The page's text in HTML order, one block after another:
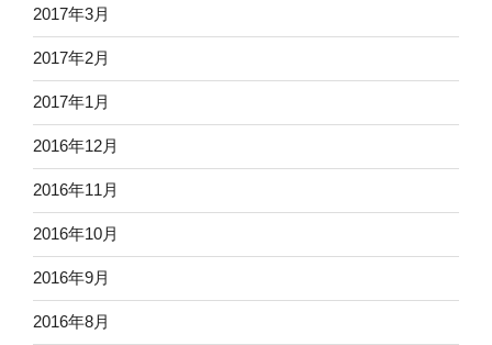
2017年3月
2017年2月
2017年1月
2016年12月
2016年11月
2016年10月
2016年9月
2016年8月